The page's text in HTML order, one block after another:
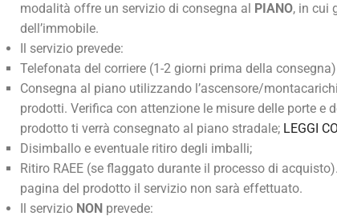
modalità offre un servizio di consegna al
PIANO, in cui
dell’immobile.
Il servizio prevede:
Telefonata del corriere (1-2 giorni prima della
Consegna al piano utilizzando l’ascensore/
prodotti. Verifica con attenzione le misure delle porte
prodotto ti verrà consegnato al piano stradale; LEGGI
Disimballo e eventuale ritiro degli imballi;
Ritiro RAEE (se flaggato durante il processo di
pagina del prodotto il servizio non sarà effettuato.
Il servizio NON prevede: